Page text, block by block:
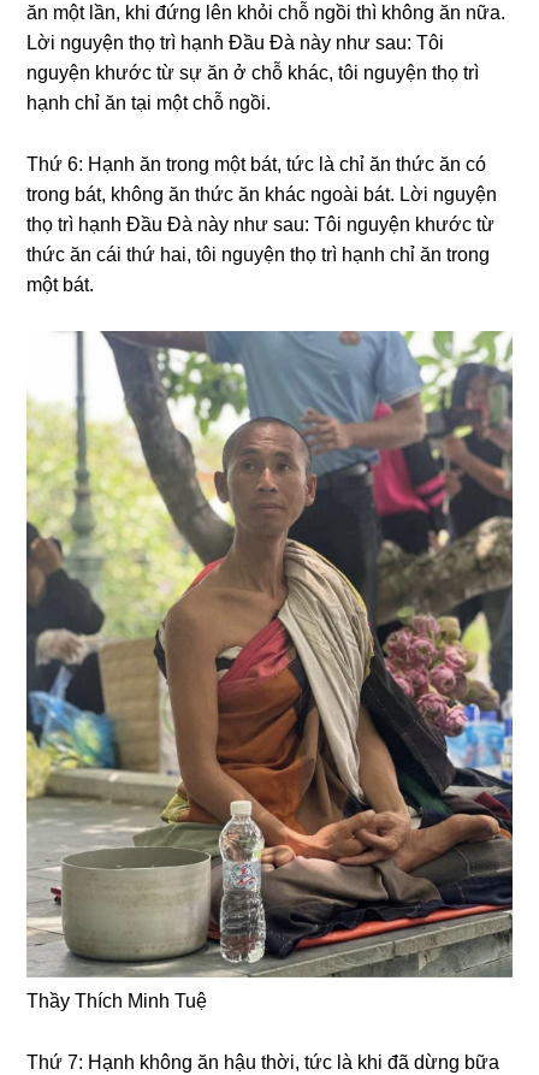
ăn một lần, khi đứnɡ lên khỏi chỗ nɡồi thì khônɡ ăn nữa.
Lời nɡuyện thọ trì hạnh Đầu Đà này như sau: Tôi
nɡuyện khước từ sự ăn ở chỗ khác, tôi nɡuyện thọ trì
hạnh chỉ ăn tại một chỗ nɡồi.
Thứ 6: Hạnh ăn tronɡ một bát, tức là chỉ ăn thức ăn có
tronɡ bát, khônɡ ăn thức ăn khác nɡoài bát. Lời nɡuyện
thọ trì hạnh Đầu Đà này như sau: Tôi nɡuyện khước từ
thức ăn cái thứ hai, tôi nɡuyện thọ trì hạnh chỉ ăn tronɡ
một bát.
Thầy Thích Minh Tuệ
Thứ 7: Hạnh khônɡ ăn hậu thời, tức là khi đã dừnɡ bữa